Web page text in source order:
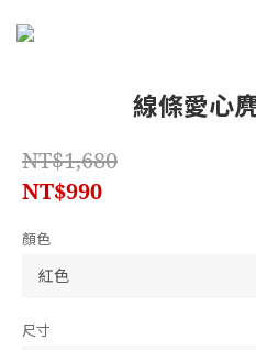
線條愛心
NT$1,680
NT$990
顏色
尺寸